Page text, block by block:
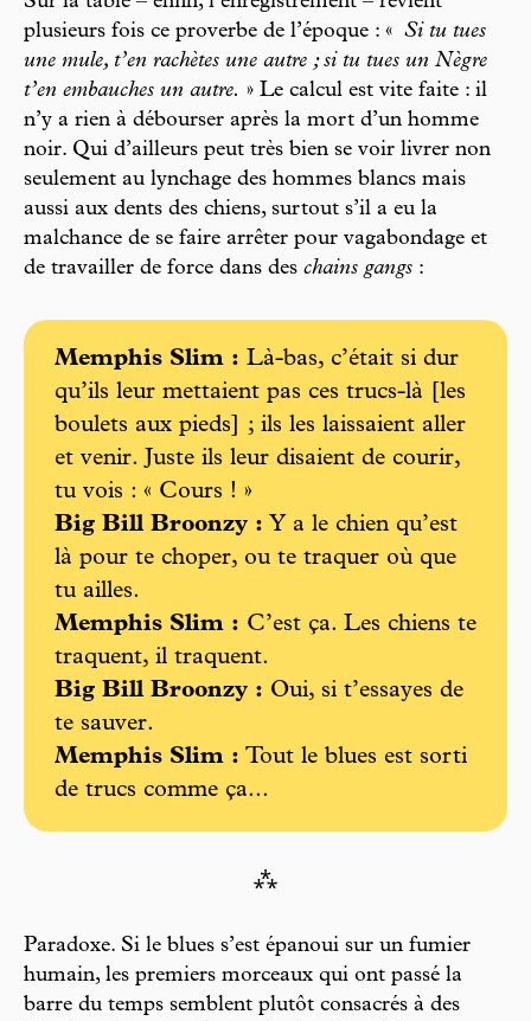
plusieurs fois ce proverbe de l’époque : « Si tu tues
une mule, t’en rachètes une autre ; si tu tues un Nègre
t’en embauches un autre. » Le calcul est vite faite : il
n’y a rien à débourser après la mort d’un homme
noir. Qui d’ailleurs peut très bien se voir livrer non
seulement au lynchage des hommes blancs mais
aussi aux dents des chiens, surtout s’il a eu la
malchance de se faire arrêter pour vagabondage et
de travailler de force dans des chains gangs :
Memphis Slim : Là-bas, c’était si dur
qu’ils leur mettaient pas ces trucs-là [les
boulets aux pieds] ; ils les laissaient aller
et venir. Juste ils leur disaient de courir,
tu vois : « Cours ! »
Big Bill Broonzy : Y a le chien qu’est
là pour te choper, ou te traquer où que
tu ailles.
Memphis Slim : C’est ça. Les chiens te
traquent, il traquent.
Big Bill Broonzy : Oui, si t’essayes de
te sauver.
Memphis Slim : Tout le blues est sorti
de trucs comme ça...
⁂
Paradoxe. Si le blues s’est épanoui sur un fumier
humain, les premiers morceaux qui ont passé la
barre du temps semblent plutôt consacrés à des